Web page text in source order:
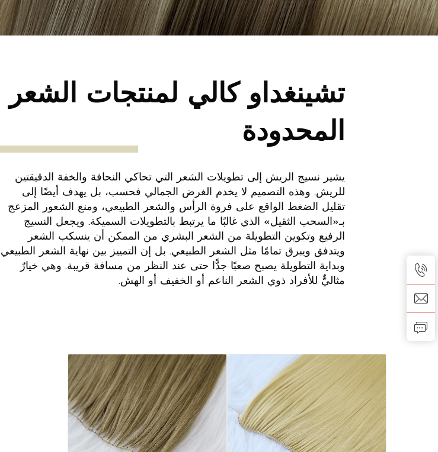
تشينغداو كالي لمنتجات الشعر
المحدودة
يشير نسيج الريش إلى تطويلات الشعر التي تحاكي النحافة والخفة الدقيقتين
للريش. وهذه التصميم لا يخدم الغرض الجمالي فحسب، بل يهدف أيضًا إلى
تقليل الضغط الواقع على فروة الرأس والشعر الطبيعي، ومنع الشعور المزعج
بـ«السحب الثقيل» الذي غالبًا ما يرتبط بالتطويلات السميكة. ويجعل النسيج
الرفيع وتكوين التطويلة من الشعر البشري من الممكن أن ينسكب الشعر
ويتدفق ويبرق تمامًا مثل الشعر الطبيعي. بل إن التمييز بين نهاية الشعر الطبيعي
وبداية التطويلة يصبح صعبًا جدًّا حتى عند النظر من مسافة قريبة. وهي خيارٌ
مثاليٌّ للأفراد ذوي الشعر الناعم أو الخفيف أو الهش.